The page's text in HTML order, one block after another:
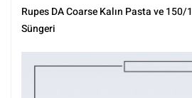
Polisaj,Polisaj Setleri,Polisaj ve Parlatma,
Ürünler,Tüm Ürünler
Rupes DA Coarse Kalın Pasta ve 150/180 mm Sert Pasta
Süngeri